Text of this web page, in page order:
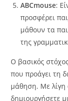
ABCmouse:
προσφέρει
μάθουν τα
της
Ο βασικός
που προάγει τη
μάθηση. Με λίγη
δημιουργήσετε